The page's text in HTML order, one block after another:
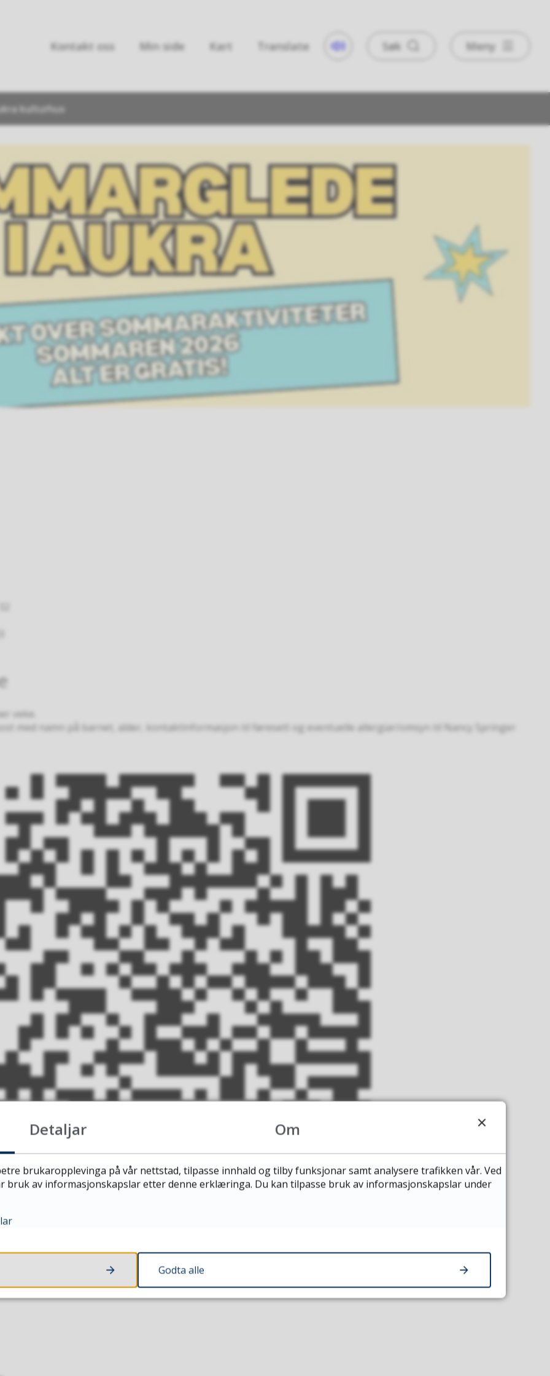
Kontakt oss Min side Kart Translate Taleweb Søk Meny
kulturhus
veke.
med namn på barnet, alder, kontaktinformasjon til føresett og eventuelle allergiar/omsyn til Nancy Springer.
kulturhuset
Detaljar Om
brukaropplevinga på vår nettstad, tilpasse innhald og tilby funksjonar samt analysere trafikken vår. Ved
bruk av informasjonskapslar etter denne erklæringa. Du kan tilpasse bruk av informasjonskapslar under
Godta alle